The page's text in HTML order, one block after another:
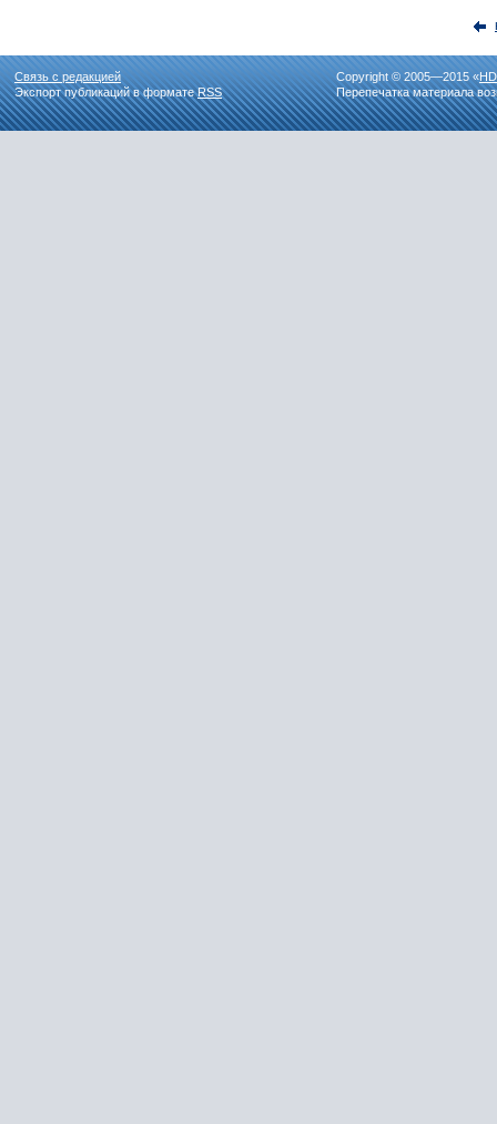
Связь с редакцией
Экспорт публикаций в форматеRSS
Copyright © 2005—2015 «
Перепечатка материала